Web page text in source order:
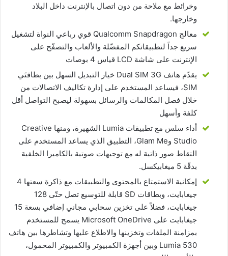
وخرائط مع ملاحة من دون اتصال بالإنترنت داخل البلاد
وخارجها.
معالج Qualcomm Snapdragon قوي رباعي النواة لتشغيل
سريع جداً لتطبيقاتكم المفضّلة والألعاب والتصفّح على
الإنترنت على شاشة LCD قياس 4 بوصات
يقدّم هاتف Dual SIM 3G خيار التبديل السهل بين بطاقتَي
SIM، فيساعد المستخدم على إدارة تكاليف الاتصالات من
خلال فصل المكالمات والرسائل بسهولة ليصبح التواصل أقل
كلفة وأسهل
أداء سلس مع تطبيقات Lumia الشهيرة، ومنها Creative
Studio وGlam Me، التطبيق الذي يساعد المستخدم على
التقاط صور ذاتية له مع توجيهات صوتية بالكاميرا الخلفية
بدقّة 5 ميغابيكسل.
إمكانية الاستمتاع بالمحتوى والتطبيقات مع ذاكرة سعتها 4
جيغابايت، وبطاقات SD قابلة للتوسيع تصل حتّى 128
جيغابايت، فضلاً على تخزين سحابي مجاني إضافي بسعة 15
جيغابايت على Microsoft OneDrive يسمح للمستخدم
بمزامنة الملفات وتخزينها والاطلاع عليها وتشاطرها بين هاتف
Lumia 530 وبين أجهزة الكمبيوتر والكمبيوتر المحمول،